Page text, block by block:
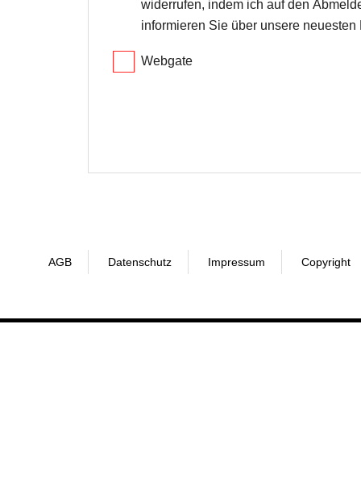
widerrufen, indem ich auf den
informieren Sie über unsere
Webgate
AGB Datenschutz Impressum Copyright